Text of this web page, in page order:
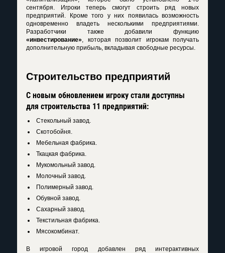
сентября. Игроки теперь смогут строить ряд новых
предприятий. Кроме того у них появилась возможность
одновременно владеть несколькими предприятиями.
Разработчики также добавили функцию
«инвестирование», которая позволит игрокам получать
дополнительную прибыль, вкладывая свободные ресурсы.
Строительство предприятий
С новым обновлением игроку стали доступны
для строительства 11 предприятий:
Стекольный завод.
Скотобойня.
Мебельная фабрика.
Ткацкая фабрика.
Мукомольный завод.
Молочный завод.
Полимерный завод.
Обувной завод.
Сахарный завод.
Текстильная фабрика.
Мясокомбинат.
В игровой город добавлен ряд интерактивных